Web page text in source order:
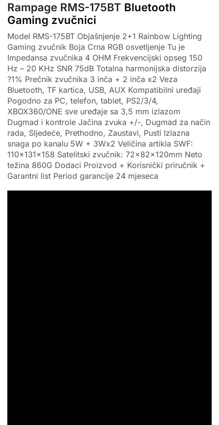
Rampage RMS-175BT Bluetooth
Gaming zvučnici
Model RMS-175BT Objašnjenje 2+1 Rainbow Lighting
Gaming zvučnik Boja Crna RGB osvetljenje Tu je
Impedansa zvučnika 4 OHM Frekvencijski opseg 150
Hz – 20 KHz SNR 75dB Totalna harmonijska distorzija
?1% Prečnik zvučnika 3 inča + 2 inča x2 Veza
Bluetooth, TF kartica, USB, AUX Kompatibilni uređaji
Pogodno za PC, telefon, tablet, PS2/3/4,
XBOX360/ONE sve uređaje sa 3,5 mm izlazom
Dugmad i kontrole Jačina zvuka +/-, Dugmad za način
rada, Sljedeće, Prethodno, Zaustavi, Pusti Izlazna
snaga po kanalu 5W + 3Wx2 Veličina artikla SWF:
110x131x158 Satelitski zvučnik: 72x82x120mm Neto
težina 860G Dodaci Proizvod + Korisnički priručnik +
Garantni list Period garancije 24 mjeseca